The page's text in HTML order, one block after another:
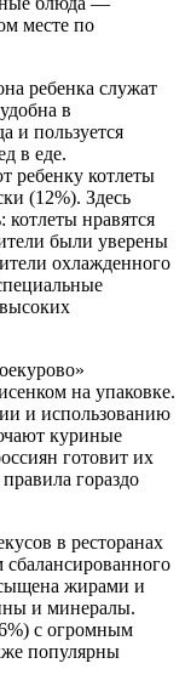
месте по
ребенка служат
в
и пользуется
в еде.
ребенку котлеты
(12%). Здесь
нравятся
были уверены
охлажденного
на упаковке.
и использованию
куриные
готовит их
гораздо
в ресторанах
жирами и
и минералы.
с огромным
популярны